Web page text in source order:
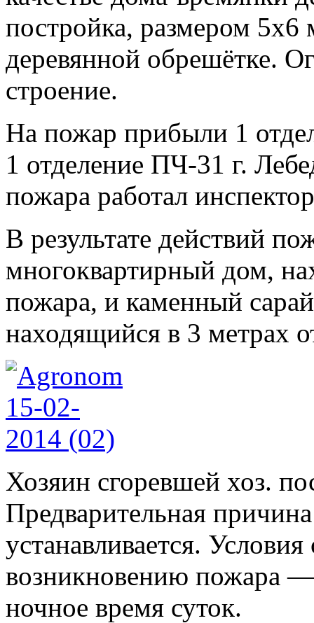
постройка, размером
деревянной обрешётке.
строение.
На пожар прибыли 1
1 отделение ПЧ-31 г.
пожара работал
В результате действий
многоквартирный дом,
пожара, и каменный
находящийся в 3 метрах
Хозяин сгоревшей хоз.
Предварительная
устанавливается.
возникновению пожара
ночное время суток.